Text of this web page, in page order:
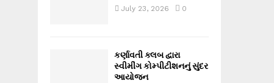
July 23, 2026 0
કર્ણાવતી ક્લબ દ્વારા
સ્વીમીંગ કોમ્પીટીશનનું સુંદર
આયોજન